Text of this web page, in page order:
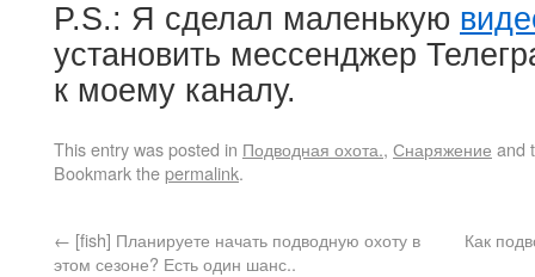
P.S.: Я сделал маленькую
установить мессенджер
к моему каналу.
This entry was posted in Подводная охота., Снаряжение and
Bookmark thepermalink.
← [fish] Планируете начать подводную охоту в
этом сезоне? Есть один шанс..
Как